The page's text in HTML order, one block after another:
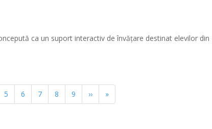
ca un suport interactiv de învățare destinat elevilor din
Pagina
5 Pagina
6 Pagina
7 Pagina
8 Pagina
9
Pagina
următoare
››
Ultima
pagină
»